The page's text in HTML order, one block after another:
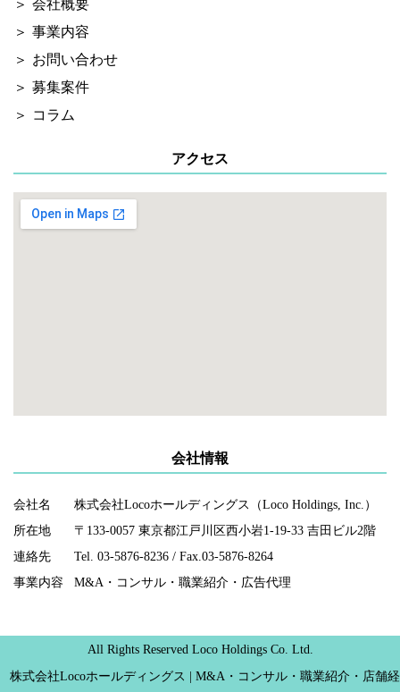
会社概要
事業内容
お問い合わせ
募集案件
コラム
アクセス
会社情報
会社名
株式会社Locoホールディングス（Loco Holdings, Inc.）
所在地
〒133-0057 東京都江戸川区西小岩1-19-33 吉田ビル2階
連絡先
Tel. 03-5876-8236 / Fax.03-5876-8264
事業内容
M&A・コンサル・職業紹介・広告代理
All Rights Reserved Loco Holdings Co. Ltd.
株式会社Locoホールディングス | M&A・コンサル・職業紹介・店舗経